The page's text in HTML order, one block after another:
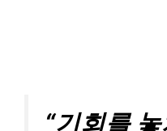
“기회를